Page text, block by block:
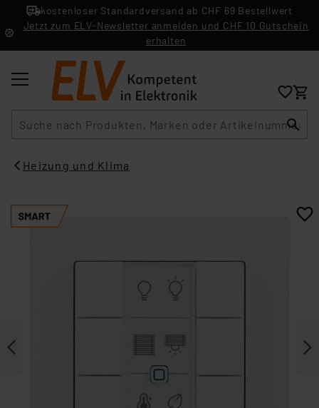
kostenloser Standardversand ab CHF 69 Bestellwert
Jetzt zum ELV-Newsletter anmelden und CHF 10 Gutschein
erhalten
Heizung und Klima